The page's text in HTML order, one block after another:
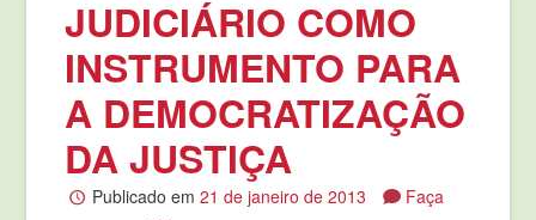
JUDICIÁRIO COMO
INSTRUMENTO PARA
A DEMOCRATIZAÇÃO
DA JUSTIÇA
Publicado em 21 de janeiro de 2013
Faça